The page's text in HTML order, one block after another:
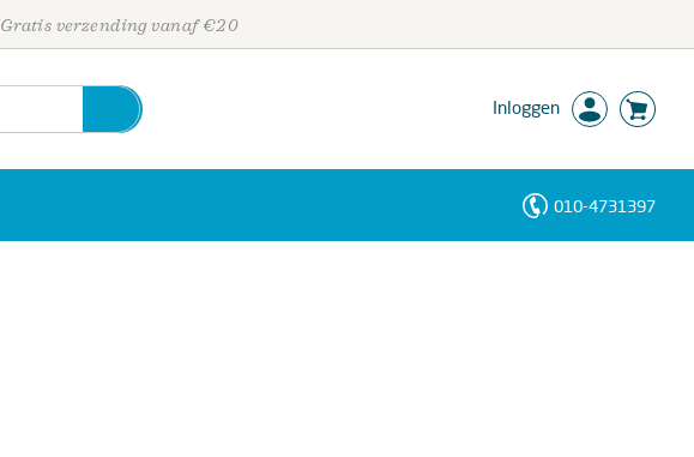
Gratis verzending vanaf €20
Inloggen
010-4731397
Personen